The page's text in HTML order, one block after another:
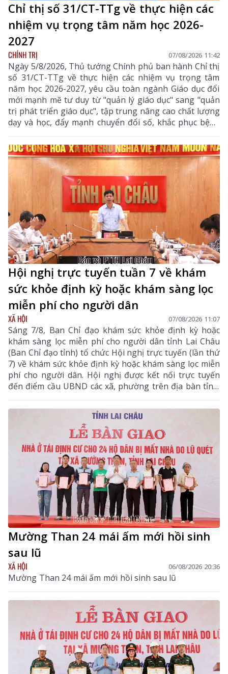
Chỉ thị số 31/CT-TTg về thực hiện các
nhiệm vụ trọng tâm năm học 2026-
2027
CHÍNH TRỊ 07/08/2026 11:42
Ngày 5/8/2026, Thủ tướng Chính phủ ban hành Chỉ thị
số 31/CT-TTg về thực hiện các nhiệm vụ trọng tâm
năm học 2026-2027, yêu cầu toàn ngành Giáo dục đổi
mới mạnh mẽ tư duy từ "quản lý giáo dục" sang "quản
trị phát triển giáo dục", tập trung nâng cao chất lượng
dạy và học, đẩy mạnh chuyển đổi số, khắc phục bệnh
thành tích, bảo đảm đủ giáo viên, trường lớp, cơ sở
vật chất và xây dựng môi trường giáo dục an toàn,
hiện đại, đáp ứng yêu cầu phát triển nguồn nhân lực
chất lượng cao.
Hội nghị trực tuyến tuần 7 về khám
sức khỏe định kỳ hoặc khám sàng lọc
miễn phí cho người dân
XÃ HỘI 07/08/2026 11:07
Sáng 7/8, Ban Chỉ đạo khám sức khỏe định kỳ hoặc
khám sàng lọc miễn phí cho người dân tỉnh Lai Châu
(Ban Chỉ đạo tỉnh) tổ chức Hội nghị trực tuyến (lần thứ
7) về khám sức khỏe định kỳ hoặc khám sàng lọc miễn
phí cho người dân. Hội nghị được kết nối trực tuyến
đến điểm cầu UBND các xã, phường trên địa bàn tỉnh.
Đồng chí Bùi Tiến Thanh – Tỉnh ủy viên, Giám đốc Sở
Y tế, Phó Trưởng Ban chỉ đạo tỉnh chủ trì hội nghị. Dự
hội nghị còn có các đồng chí thành viên Ban Chỉ đạo
Mường Than 24 mái ấm mới hồi sinh
sau lũ
XÃ HỘI 06/08/2026 20:36
Mường Than 24 mái ấm mới hồi sinh sau lũ